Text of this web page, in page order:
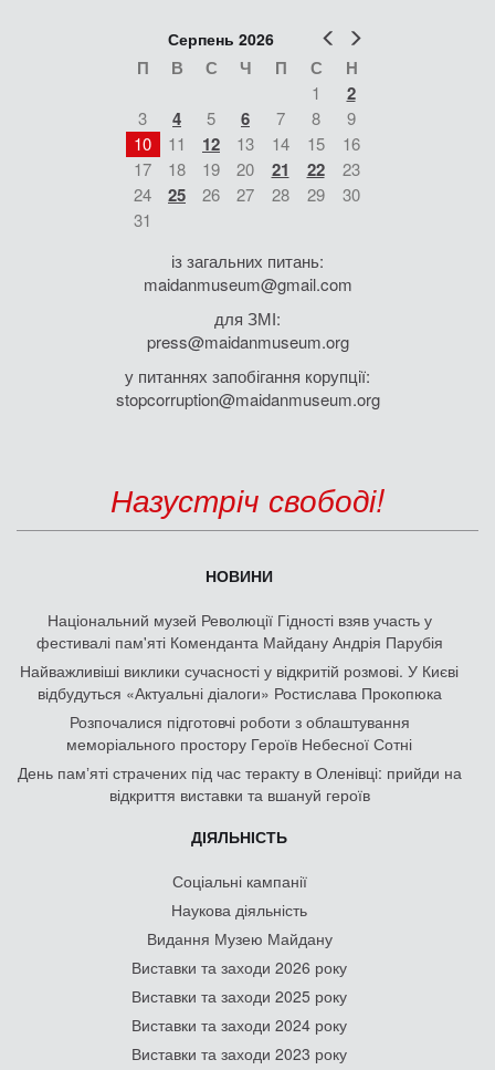
Попер
Серпень 2026
П В С Ч П С Н
1 2
3 4 5 6 7 8
9
10
11 12 13 14 15
16
17
18 19 20 21 22
23
24
25 26 27 28 29
30
31
із загальних питань:
maidanmuseum@gmail.com
для ЗМІ:
press@maidanmuseum.org
у питаннях запобігання корупції:
stopcorruption@maidanmuseum.org
Назустріч свободі!
НОВИНИ
Національний музей Революції Гідності взяв участь у
фестивалі пам'яті Коменданта Майдану Андрія Парубія
Найважливіші виклики сучасності у відкритій розмові. У Києві
відбудуться «Актуальні діалоги» Ростислава Прокопюка
Розпочалися підготовчі роботи з облаштування
меморіального простору Героїв Небесної Сотні
День памʼяті страчених під час теракту в Оленівці: прийди на
відкриття виставки та вшануй героїв
ДІЯЛЬНІСТЬ
Соціальні кампанії
Наукова діяльність
Видання Музею Майдану
Виставки та заходи 2026 року
Виставки та заходи 2025 року
Виставки та заходи 2024 року
Виставки та заходи 2023 року